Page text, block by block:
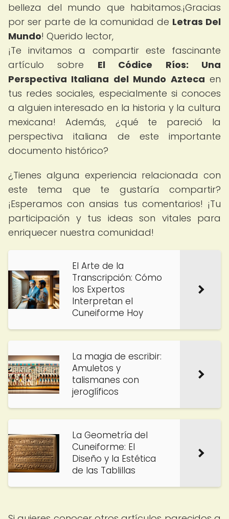
belleza del mundo que habitamos.¡Gracias
por ser parte de la comunidad de Letras Del
Mundo! Querido lector,
¡Te invitamos a compartir este fascinante
artículo sobre El Códice Ríos: Una
Perspectiva Italiana del Mundo Azteca en
tus redes sociales, especialmente si conoces
a alguien interesado en la historia y la cultura
mexicana! Además, ¿qué te pareció la
perspectiva italiana de este importante
documento histórico?
¿Tienes alguna experiencia relacionada con
este tema que te gustaría compartir?
¡Esperamos con ansias tus comentarios! ¡Tu
participación y tus ideas son vitales para
enriquecer nuestra comunidad!
El Arte de la
Transcripción: Cómo
los Expertos
Interpretan el
Cuneiforme Hoy
La magia de escribir:
Amuletos y
talismanes con
jeroglíficos
La Geometría del
Cuneiforme: El
Diseño y la Estética
de las Tablillas